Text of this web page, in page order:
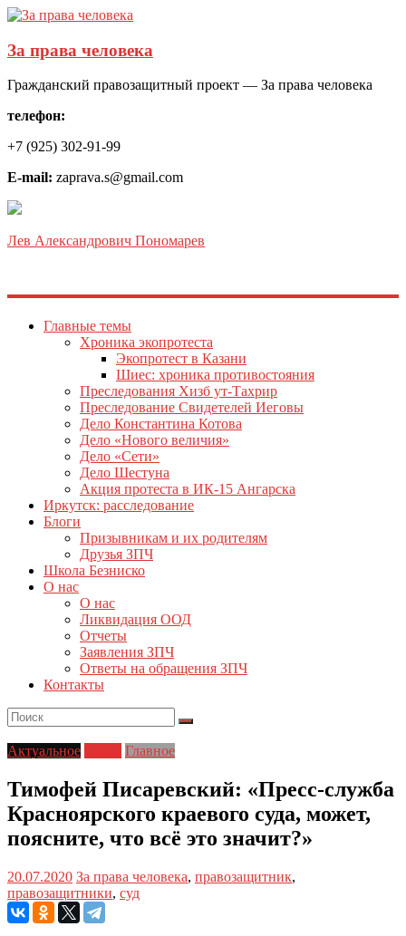
За права человека
Гражданский правозащитный проект — За права человека
телефон:
+7 (925) 302-91-99
E-mail: zaprava.s@gmail.com
Лев Александрович Пономарев
Главные темы
Хроника экопротеста
Экопротест в Казани
Шиес: хроника противостояния
Преследования Хизб ут-Тахрир
Преследование Свидетелей Иеговы
Дело Константина Котова
Дело «Нового величия»
Дело «Сети»
Дело Шестуна
Акция протеста в ИК-15 Ангарска
Иркутск: расследование
Блоги
Призывникам и их родителям
Друзья ЗПЧ
Школа Безниско
О нас
О нас
Ликвидация ООД
Отчеты
Заявления ЗПЧ
Ответы на обращения ЗПЧ
Контакты
Актуальное Главное
Тимофей Писаревский: «Пресс-служба
Красноярского краевого суда, может,
поясните, что всё это значит?»
20.07.2020 За права человека, правозащитник,
правозащитники, суд